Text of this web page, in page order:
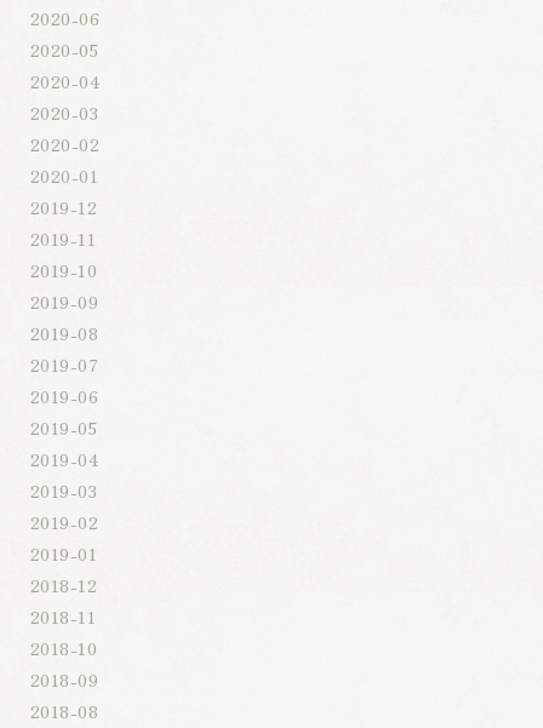
2020-06
2020-05
2020-04
2020-03
2020-02
2020-01
2019-12
2019-11
2019-10
2019-09
2019-08
2019-07
2019-06
2019-05
2019-04
2019-03
2019-02
2019-01
2018-12
2018-11
2018-10
2018-09
2018-08